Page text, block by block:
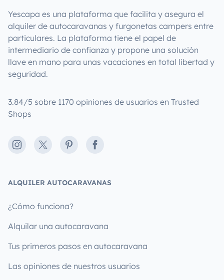
Yescapa es una plataforma que facilita y asegura el
alquiler de autocaravanas y furgonetas campers entre
particulares. La plataforma tiene el papel de
intermediario de confianza y propone una solución
llave en mano para unas vacaciones en total libertad y
seguridad.
3.84/5 sobre 1170 opiniones de usuarios en Trusted
Shops
Instagram
X PinterestFacebook
ALQUILER AUTOCARAVANAS
¿Cómo funciona?
Alquilar una autocaravana
Tus primeros pasos en autocaravana
Las opiniones de nuestros usuarios